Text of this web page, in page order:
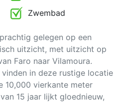
Zwembad
gelegen op een
uitzicht, met uitzicht op
Faro naar Vilamoura.
in deze rustige locatie
10,000 vierkante meter
15 jaar lijkt gloednieuw,